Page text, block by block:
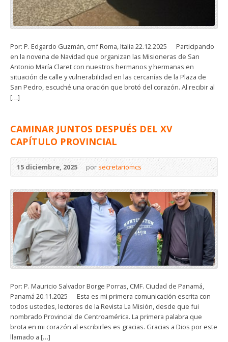
Por: P. Edgardo Guzmán, cmf Roma, Italia 22.12.2025 Participando
en la novena de Navidad que organizan las Misioneras de San
Antonio María Claret con nuestros hermanos y hermanas en
situación de calle y vulnerabilidad en las cercanías de la Plaza de
San Pedro, escuché una oración que brotó del corazón. Al recibir al
[…]
CAMINAR JUNTOS DESPUÉS DEL XV
CAPÍTULO PROVINCIAL
15 diciembre, 2025 por secretariomcs
Por: P. Mauricio Salvador Borge Porras, CMF. Ciudad de Panamá,
Panamá 20.11.2025 Esta es mi primera comunicación escrita con
todos ustedes, lectores de la Revista La Misión, desde que fui
nombrado Provincial de Centroamérica. La primera palabra que
brota en mi corazón al escribirles es gracias. Gracias a Dios por este
llamado a […]